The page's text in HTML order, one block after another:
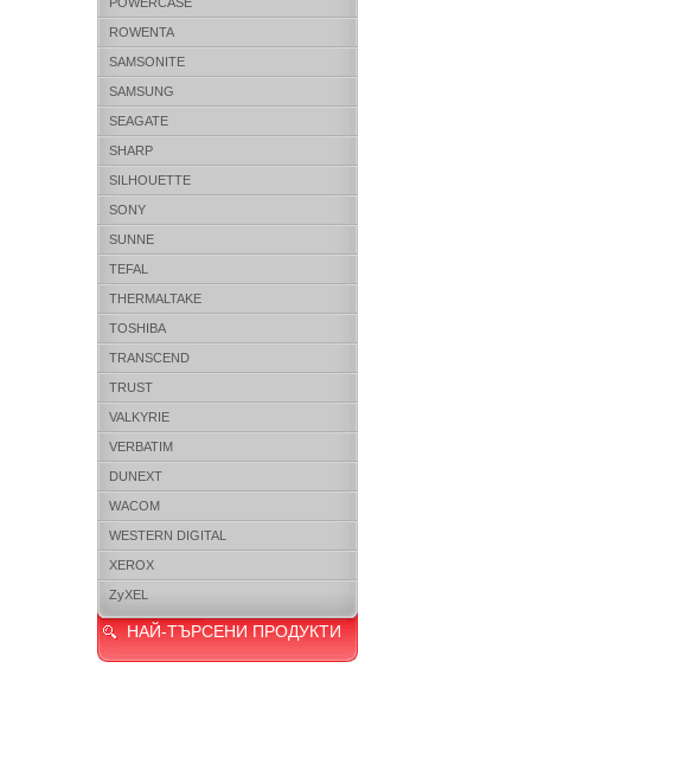
ROWENTA
SAMSONITE
SAMSUNG
SEAGATE
SHARP
SILHOUETTE
SONY
SUNNE
TEFAL
THERMALTAKE
TOSHIBA
TRANSCEND
TRUST
VALKYRIE
VERBATIM
DUNEXT
WACOM
WESTERN DIGITAL
XEROX
ZyXEL
НАЙ-ТЪРСЕНИ ПРОДУКТИ